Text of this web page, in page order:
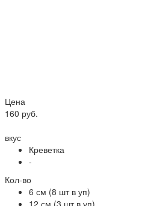
Цена
160 руб.
вкус
Креветка
-
Кол-во
6 см (8 шт в уп)
12 см (3 шт в уп)